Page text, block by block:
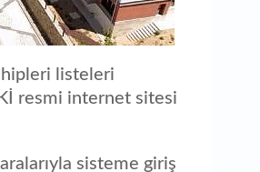
listeleri
resmi internet sitesi
sisteme giriş